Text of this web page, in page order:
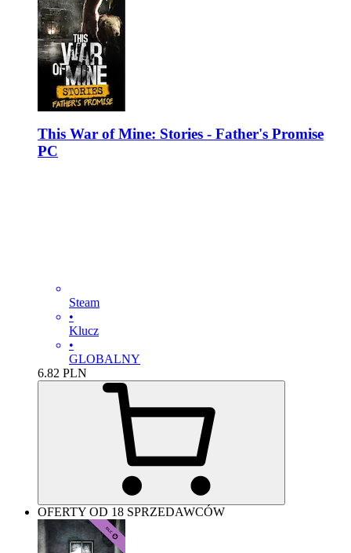
This War of Mine: Stories - Father's Promise
PC
Steam
•
Klucz
•
GLOBALNY
6.82 PLN
OFERTY OD 18 SPRZEDAWCÓW